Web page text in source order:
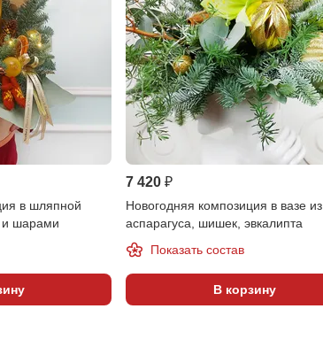
в шляпной
и шарами
7 420 ₽
Новогодняя композиция в вазе из
аспарагуса, шишек, эвкалипта
Показать состав
В корзину